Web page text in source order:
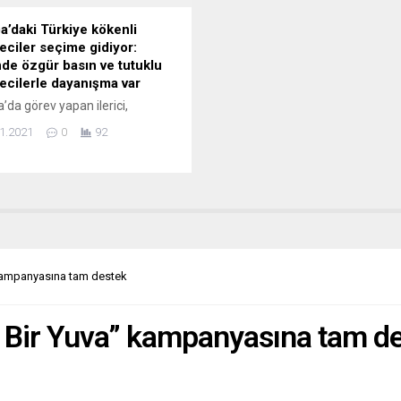
Türkiye kökenli
seçime gidiyor:
özgür basın ve tutuklu
dayanışma var
görev yapan ilerici,
kökenli gazetecilerin
geçilmesini yapısal
0 92
tam destek
Yuva” kampanyasına tam